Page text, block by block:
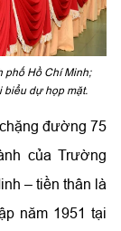
phố Hồ Chí Minh;
biểu dự họp mặt.
đường 75
của Trường
– tiền thân là
năm 1951 tại